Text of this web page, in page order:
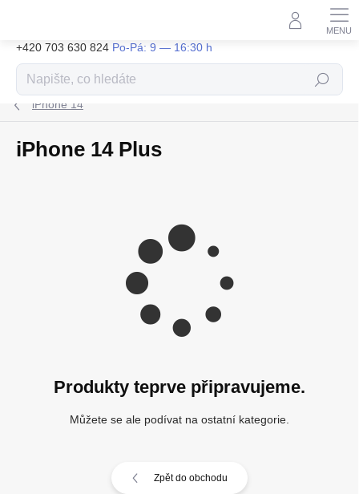
+420 703 630 824
Hledat
iPhone 14
iPhone 14 Plus
Produkty teprve připravujeme.
Můžete se ale podívat na ostatní kategorie.
Zpět do obchodu